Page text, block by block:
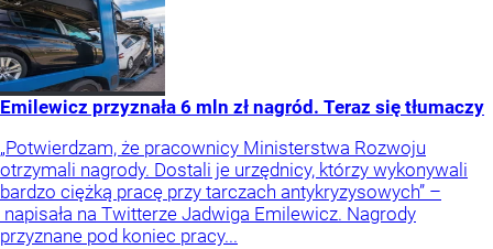
Emilewicz przyznała 6 mln zł nagród. Teraz się tłumaczy
„Potwierdzam, że pracownicy Ministerstwa Rozwoju
otrzymali nagrody. Dostali je urzędnicy, którzy wykonywali
bardzo ciężką pracę przy tarczach antykryzysowych” –
napisała na Twitterze Jadwiga Emilewicz. Nagrody
przyznane pod koniec pracy...